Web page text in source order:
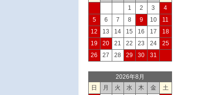
1
2 3
4
5
6 7 8 9 10
11
12
13 14 15 16 17
18
19
20 21 22 23 24
25
26
27 28 29 30 31
2026年8月
日
月 火 水 木 金
土